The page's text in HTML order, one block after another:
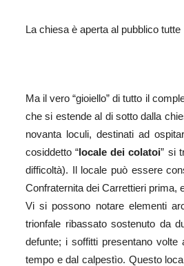
La chiesa è aperta al pubblico
Ma il vero “gioiello” di tutto il
che si estende al di sotto dalla
novanta loculi, destinati ad
cosiddetto “locale dei colatoi” si
difficoltà). Il locale può essere
Confraternita dei Carrettieri prima,
Vi si possono notare elementi
trionfale ribassato sostenuto da
defunte; i soffitti presentano
tempo e dal calpestìo. Questo